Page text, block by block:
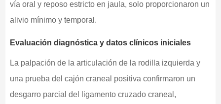
vía oral y reposo estricto en jaula, solo proporcionaron un
alivio mínimo y temporal.
Evaluación diagnóstica y datos clínicos iniciales
La palpación de la articulación de la rodilla izquierda y
una prueba del cajón craneal positiva confirmaron un
desgarro parcial del ligamento cruzado craneal,